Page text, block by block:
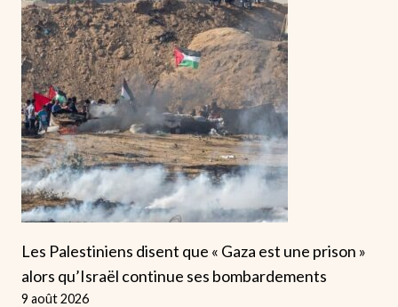
Les Palestiniens disent que « Gaza est une prison »
alors qu’Israël continue ses bombardements
9 août 2026